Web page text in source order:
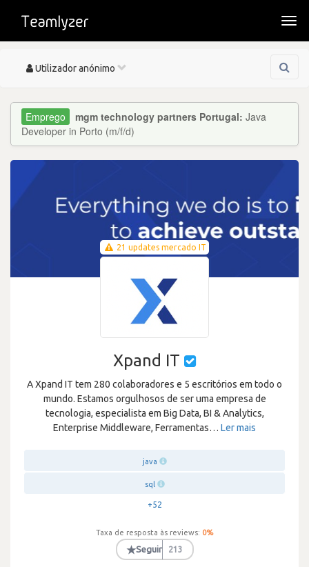
Toggle
Utilizador anónimo
mgm technology partners Portugal: Java
Developer in Porto (m/f/d)
21 updates mercado IT
Xpand IT
A Xpand IT tem 280 colaboradores e 5 escritórios em todo o
mundo. Estamos orgulhosos de ser uma empresa de
tecnologia, especialista em Big Data, BI & Analytics,
Enterprise Middleware, Ferramentas… Ler mais
java
sql
+52
Taxa de resposta às reviews: 0%
★Seguir 213